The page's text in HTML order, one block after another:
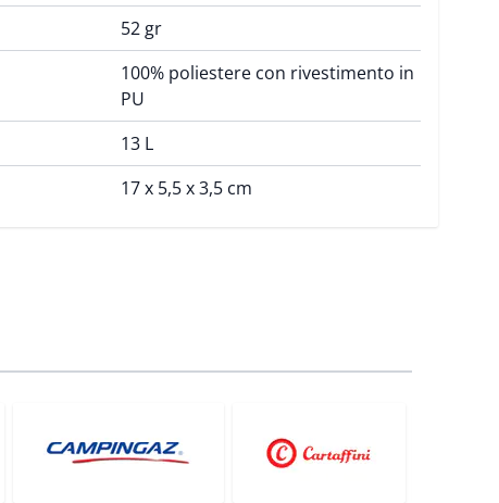
52 gr
100% poliestere con rivestimento in
PU
13 L
17 x 5,5 x 3,5 cm